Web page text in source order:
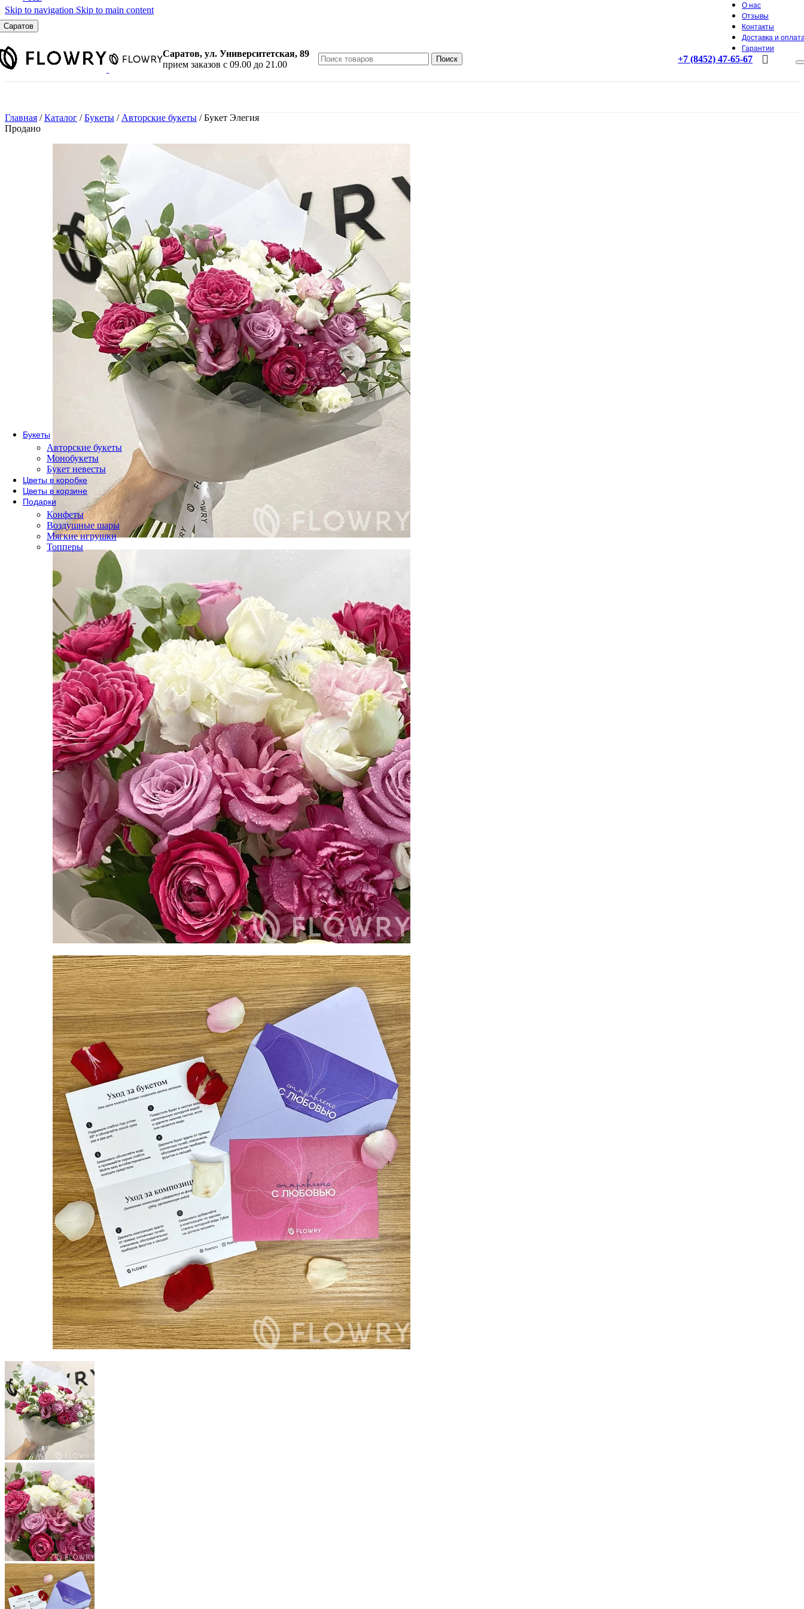
Skip to navigation Skip to main content
Саратов
О нас
Отзывы
Контакты
Доставка и
Гарантии
Саратов, ул. Университетская, 89
прием заказов с 09.00 до 21.00
Поиск +7 (8452) 47-65-67
По количеству
15 шт.
21 шт.
35 шт.
45 шт.
101 шт.
Красные розы
Белые розы
Розовые розы
Желтые розы
Малиновые розы
Синие розы
Черные розы
По сорту
Одноголовые розы
Пионовидные розы
Кустовые розы
Кенийские розы
Розы Эквадор
Розы России
По форме букета
Розы в коробке
Розы в корзине
Метровые розы
Букеты
Авторские букеты
Монобукеты
Букет невесты
Цветы в коробке
Цветы в корзине
Подарки
Конфеты
Воздушные шары
Мягкие игрушки
Топперы
Главная /Каталог /Букеты / Авторские букеты /Букет Элегия
Продано